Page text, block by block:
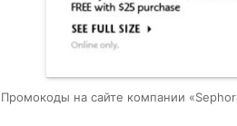
Промокоды на сайте компании